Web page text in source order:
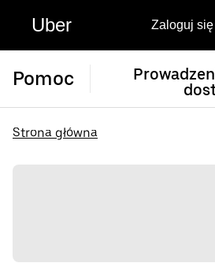
Uber Zaloguj się
Pomoc
Strona główna